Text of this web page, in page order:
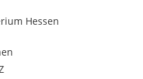
Hessen